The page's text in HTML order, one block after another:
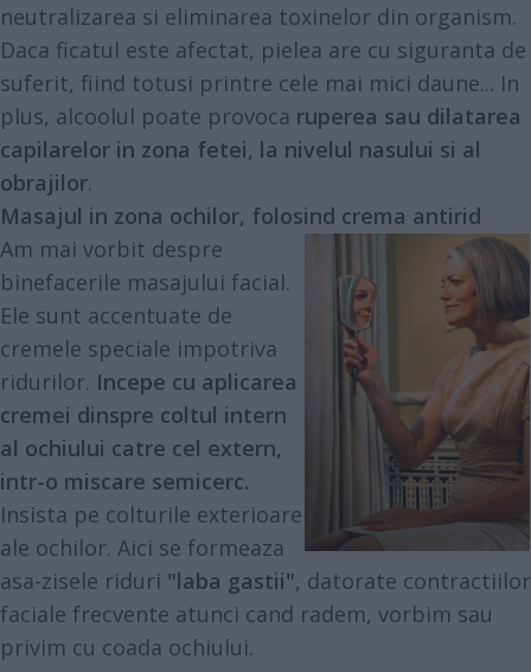
neutralizarea si eliminarea toxinelor din organism.
Daca ficatul este afectat, pielea are cu siguranta de
suferit, fiind totusi printre cele mai mici daune... In
plus, alcoolul poate provoca ruperea sau dilatarea
capilarelor in zona fetei, la nivelul nasului si al
obrajilor.
Masajul in zona ochilor, folosind crema antirid
Am mai vorbit despre
binefacerile masajului facial.
Ele sunt accentuate de
cremele speciale impotriva
ridurilor. Incepe cu aplicarea
cremei dinspre coltul intern
al ochiului catre cel extern,
intr-o miscare semicerc.
Insista pe colturile exterioare
ale ochilor. Aici se formeaza
asa-zisele riduri "laba gastii", datorate contractiilor
faciale frecvente atunci cand radem, vorbim sau
privim cu coada ochiului.